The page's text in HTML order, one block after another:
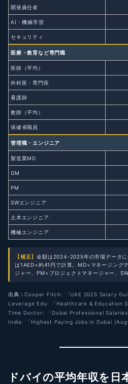
開発責任者
AI・機械学習
セキュリティ
医療・教育など専門職
医師（平均）
外科医・専門医
看護師
教師（平均）
保健省職員
管理職・エンジニア
製造業MD
GM
PM
SWエンジニア
土木エンジニア
機械エンジニア
【補足】金額は2024-2025年の市場データに
は1AED=約41円で計算。MD=マネージング
ジャー、PM=プロジェクトマネージャー、
出典：Cooper Fitch: 「UAE 2025 Salary
Leverage Edu: 「Healthcare & Education
Time Doctor: 「Dubai Professional
India: 「Highest Paying Jobs in Dubai
ドバイの平均年収を日